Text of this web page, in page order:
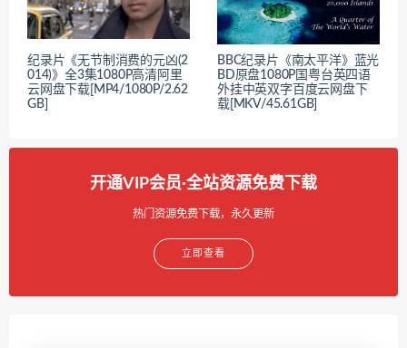
纪录片《无节制消费的元凶(2
014)》全3集1080P高清阿里
云网盘下载[MP4/1080P/2.62
GB]
BBC纪录片《南太平洋》蓝光
BD原盘1080P国粤台英四语
外挂中英双字百度云网盘下
载[MKV/45.61GB]
开通VIP会员·全站资源免费下载
热门资源免费下载，永久更新
立即查看